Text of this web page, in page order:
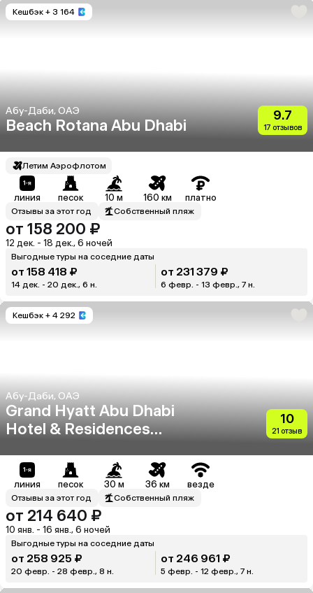
Кешбэк + 3 164
Абу-Даби, ОАЭ
Beach Rotana Abu Dhabi
9.7
17 отзывов
Летим Аэрофлотом
линия песок 10 м 160 км платно
Отзывы за этот год Собственный пляж
от 158 200 ₽
12 дек. - 18 дек., 6 ночей
Выгодные туры на соседние даты
от 158 418 ₽
14 дек. - 20 дек., 6 н.
от 231 379 ₽
6 февр. - 13 февр., 7 н.
Кешбэк + 4 292
Абу-Даби, ОАЭ
Grand Hyatt Abu Dhabi
Hotel & Residences
10
21 отзыв
линия песок 30 м 36 км везде
Отзывы за этот год Собственный пляж
от 214 640 ₽
10 янв. - 16 янв., 6 ночей
Выгодные туры на соседние даты
от 258 925 ₽
20 февр. - 28 февр., 8 н.
от 246 961 ₽
5 февр. - 12 февр., 7 н.